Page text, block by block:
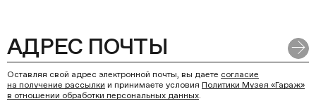
Оставляя свой адрес электронной почты, вы даете согласие
на получение рассылки и принимаете условия Политики Музея «Гараж»
в отношении обработки персональных данных.